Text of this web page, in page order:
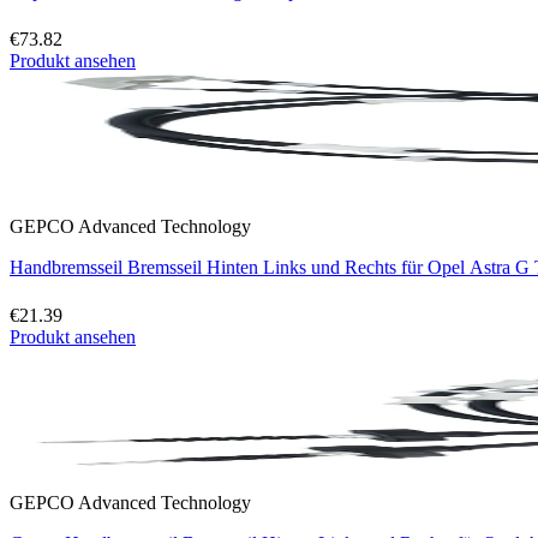
€73.82
Produkt ansehen
GEPCO Advanced Technology
Handbremsseil Bremsseil Hinten Links und Rechts für Opel Astra G
€21.39
Produkt ansehen
GEPCO Advanced Technology